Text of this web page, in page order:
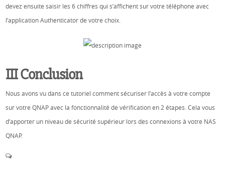
devez ensuite saisir les 6 chiffres qui s’affichent sur votre téléphone avec
l’application Authenticator de votre choix.
III Conclusion
Nous avons vu dans ce tutoriel comment sécuriser l’accès à votre compte
sur votre QNAP avec la fonctionnalité de vérification en 2 étapes. Cela vous
d’apporter un niveau de sécurité supérieur lors des connexions à votre NAS
QNAP.